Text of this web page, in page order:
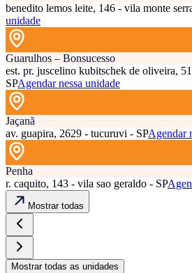
benedito lemos leite, 146 - vila monte
unidade
Guarulhos – Bonsucesso
est. pr. juscelino kubitschek de oliveira,
SPAgendar nessa unidade
Jaçanã
av. guapira, 2629 - tucuruvi - SPAgendar
Penha
r. caquito, 143 - vila sao geraldo - SP
Mostrar todas
Mostrar todas as unidades